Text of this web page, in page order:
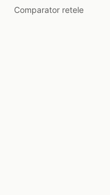
Comparator retele